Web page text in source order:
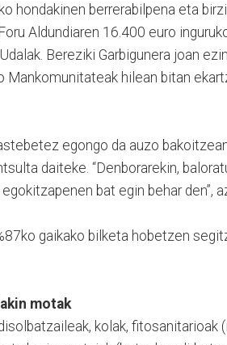
hondakinen berrerabilpena eta
Aldundiaren 16.400 euro
Bereziki Garbigunera joan
Mankomunitateak hilean bitan
egongo da auzo
daiteke. “Denborarekin,
bat egin behar den”,
gaikako bilketa hobetzen
motak
kolak, fitosanitarioak